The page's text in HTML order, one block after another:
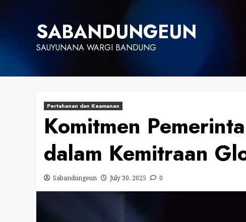
SABANDUNGEUN
SAUYUNANA WARGI BANDUNG
Pertahanan dan Keamanan
Komitmen
dalam Kemitraan
Sabandungeun July 30, 2025 0